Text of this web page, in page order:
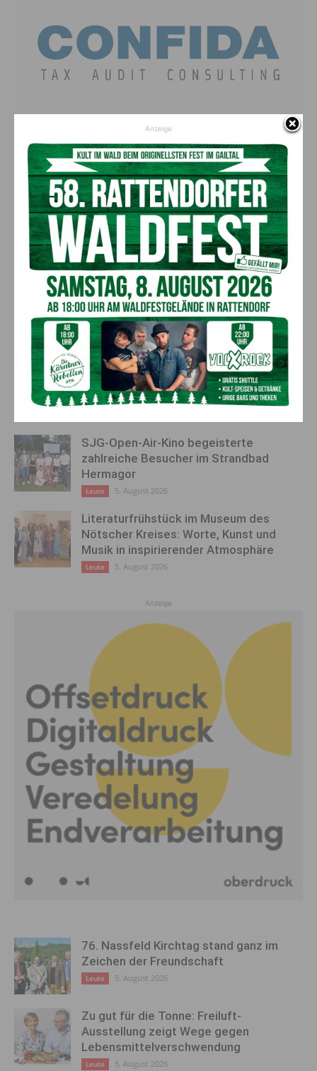
Gösseringlände 7
9620 Hermagor
04282/2882-0
office@confida-hermagor.at
Vorheriger Artikel
Älteste Gemeindebürgerin
übergibt der Marktgemeinde
Bad Bleiberg drei Exponate
Nächster Artikel
Welttag der Suizidprävention:
Unerwartete Kärntner
Suizidstatistik
AKTUELLES
Unterliga-Derby im Gitschtal: SG
Gitschtal empfängt SV Egg
Sport 5. August 2026
SJG-Open-Air-Kino begeisterte
zahlreiche Besucher im Strandbad
Hermagor
Leute 5. August 2026
Literaturfrühstück im Museum des
Nötscher Kreises: Worte, Kunst und
Musik in inspirierender Atmosphäre
Leute 5. August 2026
Anzeige
76. Nassfeld Kirchtag stand ganz im
Zeichen der Freundschaft
Leute 5. August 2026
Zu gut für die Tonne: Freiluft-
Ausstellung zeigt Wege gegen
Lebensmittelverschwendung
Leute 5. August 2026
Anzeige